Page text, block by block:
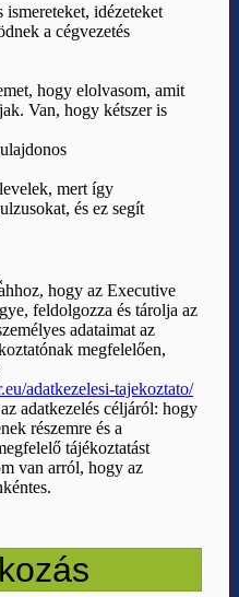
ismereteket, idézeteket
a cégvezetés
hogy elolvasom, amit
Van, hogy kétszer is
mert így
és ez segít
hogy az Executive
feldolgozza és tárolja az
adataimat az
megfelelően,
adatkezelesi-tajekoztato/
adatkezelés céljáról: hogy
részemre és a
tájékoztatást
van arról, hogy az